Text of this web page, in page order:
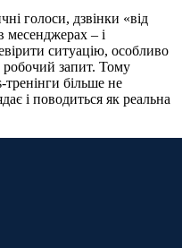
голоси, дзвінки «від
месенджерах – і
ситуацію, особливо
робочий запит. Тому
тренінги більше не
і поводиться як реальна